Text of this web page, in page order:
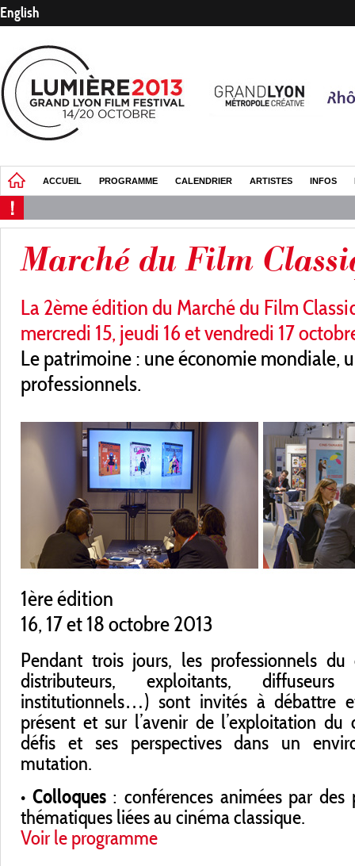
English
ACCUEIL PROGRAMME CALENDRIER ARTISTES INFOS
Marché du Film
La 2ème édition du Marché du Film
mercredi 15, jeudi 16 et vendredi 17
Le patrimoine : une économie mondiale,
professionnels.
1ère édition
16, 17 et 18 octobre 2013
Pendant trois jours, les professionnels du
distributeurs, exploitants,
institutionnels…) sont invités à débattre
présent et sur l’avenir de l’exploitation du
défis et ses perspectives dans un
mutation.
• Colloques: conférences animées par des
thématiques liées au cinéma classique.
Voir le programme